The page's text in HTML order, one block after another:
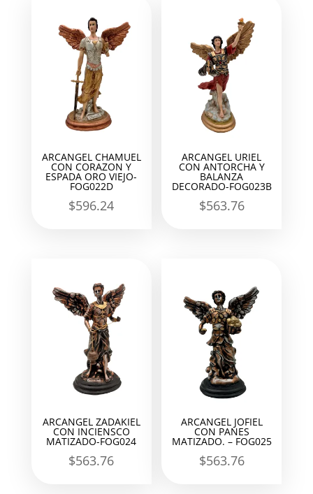
ARCANGEL CHAMUEL
CON CORAZON Y
ESPADA ORO VIEJO-
FOG022D
$596.24
ARCANGEL URIEL
CON ANTORCHA Y
BALANZA
DECORADO-FOG023B
$563.76
ARCANGEL ZADAKIEL
CON INCIENSCO
MATIZADO-FOG024
$563.76
ARCANGEL JOFIEL
CON PANES
MATIZADO. – FOG025
$563.76